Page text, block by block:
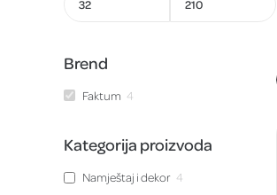
Brend
Faktum 4
Kategorija proizvoda
Namještaj i dekor 4